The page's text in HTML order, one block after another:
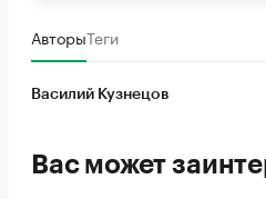
АвторыТеги
Василий Кузнецов
Вас может